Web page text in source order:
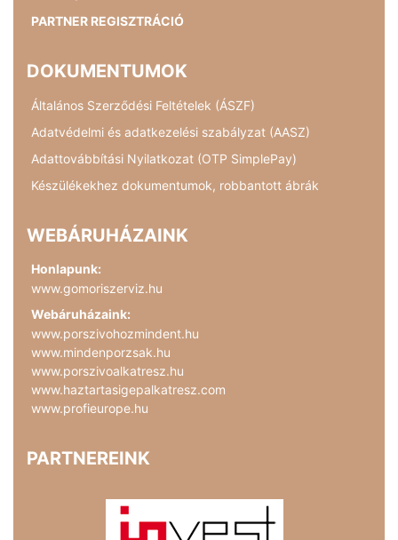
PARTNER REGISZTRÁCIÓ
DOKUMENTUMOK
Általános Szerződési Feltételek (ÁSZF)
Adatvédelmi és adatkezelési szabályzat (AASZ)
Adattovábbítási Nyilatkozat (OTP SimplePay)
Készülékekhez dokumentumok, robbantott ábrák
WEBÁRUHÁZAINK
Honlapunk:
www.gomoriszerviz.hu
Webáruházaink:
www.porszivohozmindent.hu
www.mindenporzsak.hu
www.porszivoalkatresz.hu
www.haztartasigepalkatresz.com
www.profieurope.hu
PARTNEREINK